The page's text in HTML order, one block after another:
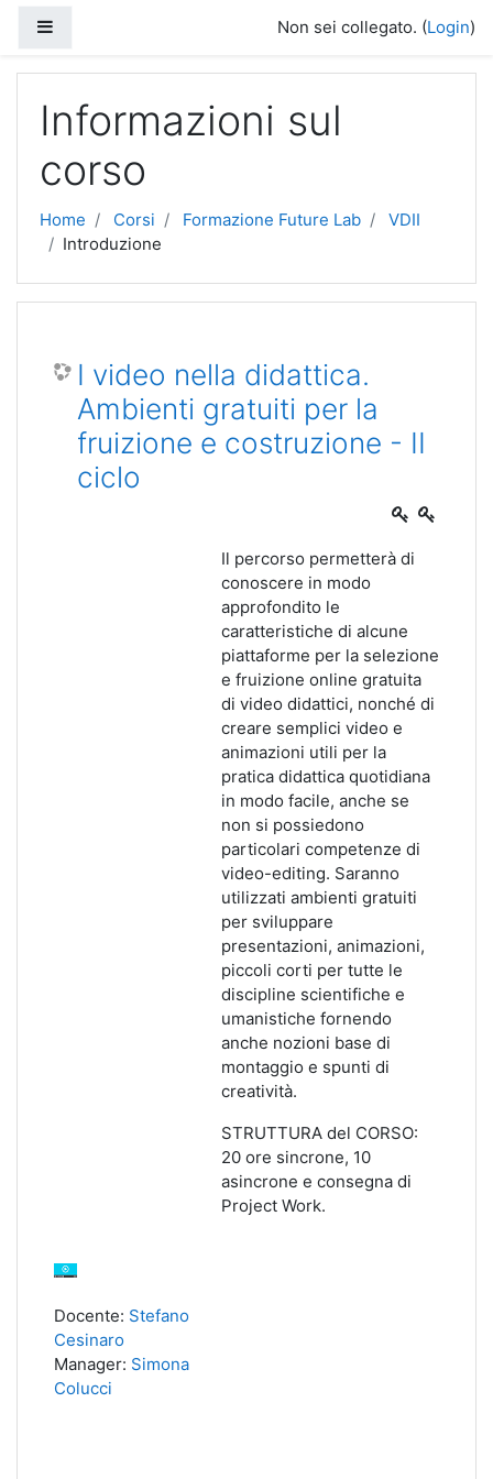
Non sei collegato. (Login)
Informazioni sul
corso
Home Corsi Formazione Future Lab
VDII
Introduzione
I video nella didattica.
Ambienti gratuiti per la
fruizione e costruzione - II
ciclo
Il percorso permetterà di
conoscere in modo
approfondito le
caratteristiche di alcune
piattaforme per la selezione
e fruizione online gratuita
di video didattici, nonché di
creare semplici video e
animazioni utili per la
pratica didattica quotidiana
in modo facile, anche se
non si possiedono
particolari competenze di
video-editing. Saranno
utilizzati ambienti gratuiti
per sviluppare
presentazioni, animazioni,
piccoli corti per tutte le
discipline scientifiche e
umanistiche fornendo
anche nozioni base di
montaggio e spunti di
creatività.
STRUTTURA del CORSO:
20 ore sincrone, 10
asincrone e consegna di
Project Work.
Docente: Stefano
Cesinaro
Manager: Simona
Colucci